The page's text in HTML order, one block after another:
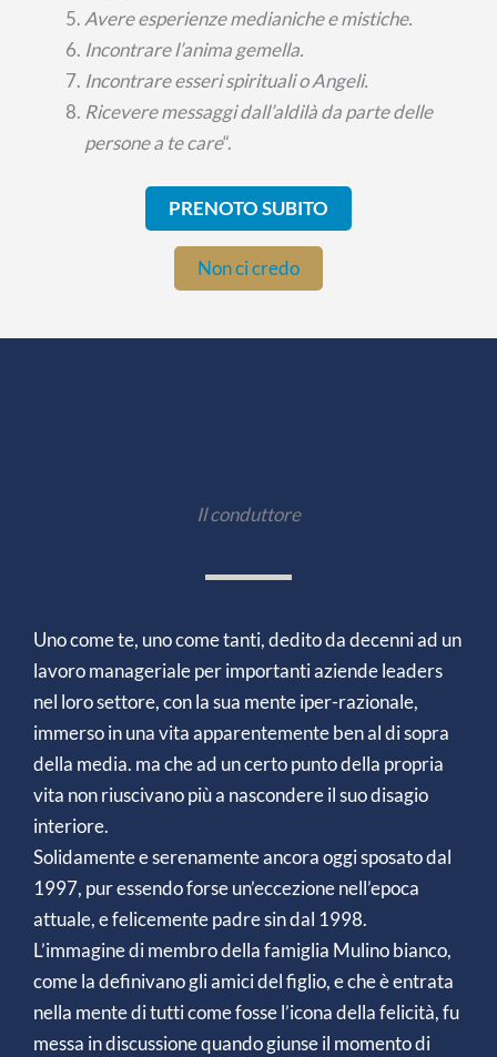
Avere esperienze medianiche e mistiche.
Incontrare l’anima gemella.
Incontrare esseri spirituali o Angeli.
Ricevere messaggi dall’aldilà da parte delle
persone a te care“.
PRENOTO SUBITO
Non ci credo
Il conduttore
Uno come te, uno come tanti, dedito da decenni ad un
lavoro manageriale per importanti aziende leaders
nel loro settore, con la sua mente iper-razionale,
immerso in una vita apparentemente ben al di sopra
della media. ma che ad un certo punto della propria
vita non riuscivano più a nascondere il suo disagio
interiore.
Solidamente e serenamente ancora oggi sposato dal
1997, pur essendo forse un’eccezione nell’epoca
attuale, e felicemente padre sin dal 1998.
L’immagine di membro della famiglia Mulino bianco,
come la definivano gli amici del figlio, e che è entrata
nella mente di tutti come fosse l’icona della felicità, fu
messa in discussione quando giunse il momento di